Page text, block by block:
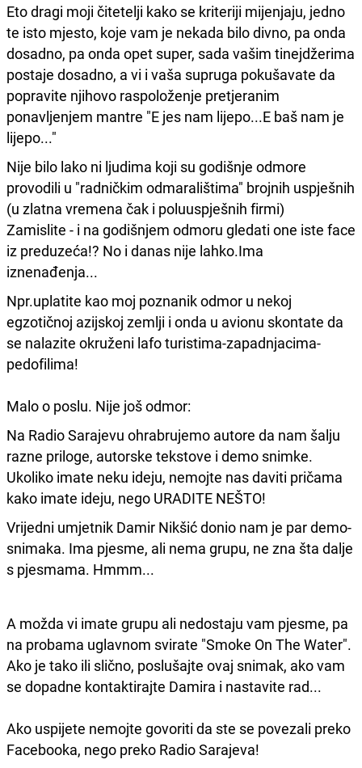
Eto dragi moji čitetelji kako se kriteriji mijenjaju, jedno
te isto mjesto, koje vam je nekada bilo divno, pa onda
dosadno, pa onda opet super, sada vašim tinejdžerima
postaje dosadno, a vi i vaša supruga pokušavate da
popravite njihovo raspoloženje pretjeranim
ponavljenjem mantre "E jes nam lijepo...E baš nam je
lijepo..."
Nije bilo lako ni ljudima koji su godišnje odmore
provodili u "radničkim odmaralištima" brojnih uspješnih
(u zlatna vremena čak i poluuspješnih firmi)
Zamislite - i na godišnjem odmoru gledati one iste face
iz preduzeća!? No i danas nije lahko.Ima
iznenađenja...
Npr.uplatite kao moj poznanik odmor u nekoj
egzotičnoj azijskoj zemlji i onda u avionu skontate da
se nalazite okruženi lafo turistima-zapadnjacima-
pedofilima!
Malo o poslu. Nije još odmor:
Na Radio Sarajevu ohrabrujemo autore da nam šalju
razne priloge, autorske tekstove i demo snimke.
Ukoliko imate neku ideju, nemojte nas daviti pričama
kako imate ideju, nego URADITE NEŠTO!
Vrijedni umjetnik Damir Nikšić donio nam je par demo-
snimaka. Ima pjesme, ali nema grupu, ne zna šta dalje
s pjesmama. Hmmm...
A možda vi imate grupu ali nedostaju vam pjesme, pa
na probama uglavnom svirate "Smoke On The Water".
Ako je tako ili slično, poslušajte ovaj snimak, ako vam
se dopadne kontaktirajte Damira i nastavite rad...
Ako uspijete nemojte govoriti da ste se povezali preko
Facebooka, nego preko Radio Sarajeva!